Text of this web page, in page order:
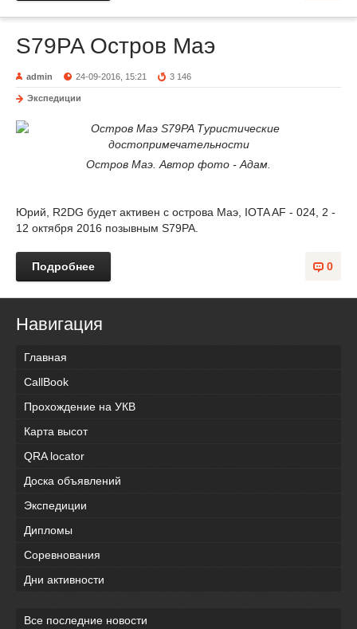
S79PA Остров Маэ
admin 24-09-2016, 15:21 3 146
Экспедиции
Остров Маэ. Автор фото - Адам.
Юрий, R2DG будет активен с острова Маэ, IOTA AF - 024, 2 -
12 октября 2016 позывным S79PA.
0
Подробнее
Навигация
Главная
CallBook
Прохождение на УКВ
Карта высот
QRA locator
Доска объявлений
Экспедиции
Дипломы
Соревнования
Дни активности
Все последние новости